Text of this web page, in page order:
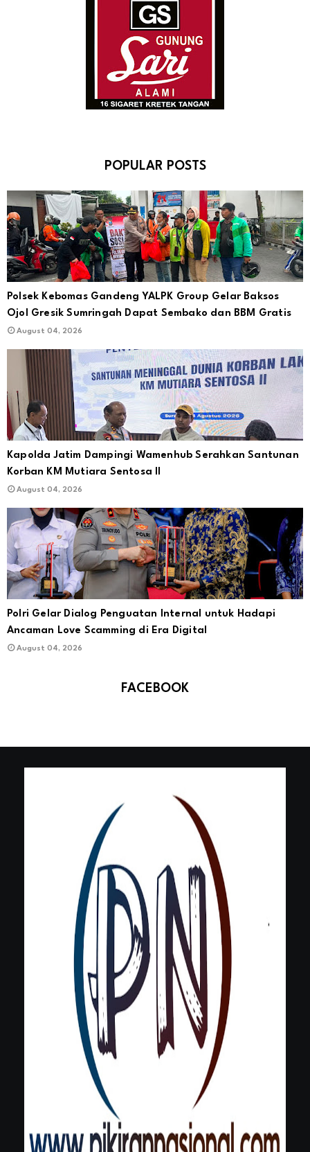
POPULAR POSTS
Polsek Kebomas Gandeng YALPK Group Gelar Baksos
Ojol Gresik Sumringah Dapat Sembako dan BBM Gratis
August 04, 2026
Kapolda Jatim Dampingi Wamenhub Serahkan Santunan
Korban KM Mutiara Sentosa II
August 04, 2026
Polri Gelar Dialog Penguatan Internal untuk Hadapi
Ancaman Love Scamming di Era Digital
August 04, 2026
FACEBOOK